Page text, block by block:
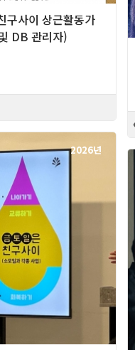
사이 상근활동가
DB 관리자)
2026년